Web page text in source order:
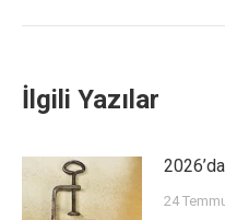
İlgili Yazılar
24